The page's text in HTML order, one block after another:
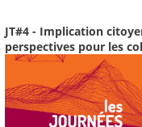
JT#4 - Implication
perspectives pour les